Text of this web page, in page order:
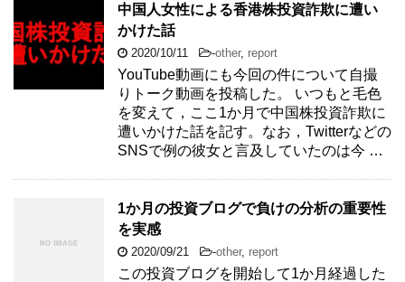
中国人女性による香港株投資詐欺に遭い
かけた話
2020/10/11 -other, report
YouTube動画にも今回の件について自撮
りトーク動画を投稿した。 いつもと毛色
を変えて，ここ1か月で中国株投資詐欺に
遭いかけた話を記す。なお，Twitterなどの
SNSで例の彼女と言及していたのは今 …
1か月の投資ブログで負けの分析の重要性
を実感
2020/09/21 -other, report
この投資ブログを開始して1か月経過した